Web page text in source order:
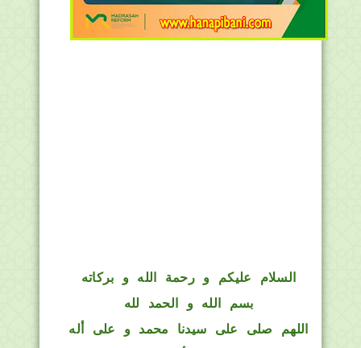
السلام عليكم و رحمة الله و بركاته
بسم الله و الحمد لله
اللهم صلى على سيدنا محمد و على أله